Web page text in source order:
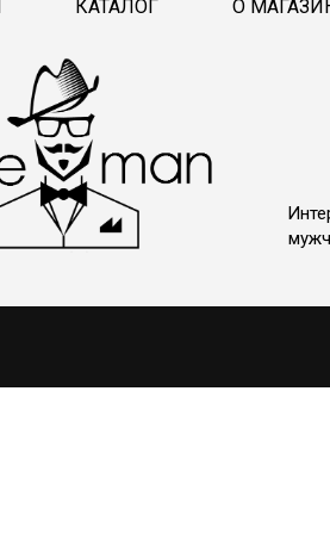
КАТАЛОГ О